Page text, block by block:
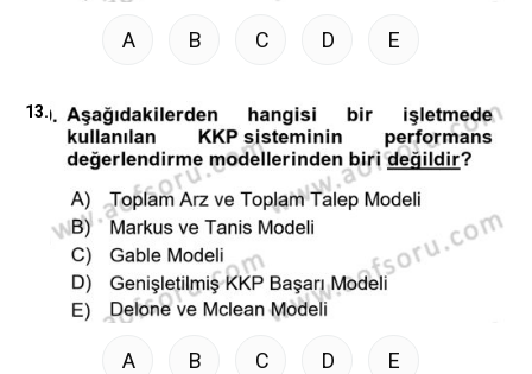
A B C D E
13.
A B C D E